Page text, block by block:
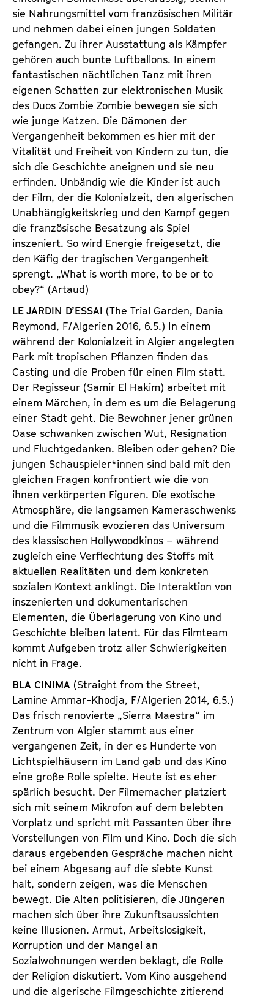
sie Nahrungsmittel vom französischen Militär
und nehmen dabei einen jungen Soldaten
gefangen. Zu ihrer Ausstattung als Kämpfer
gehören auch bunte Luftballons. In einem
fantastischen nächtlichen Tanz mit ihren
eigenen Schatten zur elektronischen Musik
des Duos Zombie Zombie bewegen sie sich
wie junge Katzen. Die Dämonen der
Vergangenheit bekommen es hier mit der
Vitalität und Freiheit von Kindern zu tun, die
sich die Geschichte aneignen und sie neu
erfinden. Unbändig wie die Kinder ist auch
der Film, der die Kolonialzeit, den algerischen
Unabhängigkeitskrieg und den Kampf gegen
die französische Besatzung als Spiel
inszeniert. So wird Energie freigesetzt, die
den Käfig der tragischen Vergangenheit
sprengt. „What is worth more, to be or to
obey?“ (Artaud)
LE JARDIN D’ESSAI (The Trial Garden, Dania
Reymond, F/Algerien 2016, 6.5.) In einem
während der Kolonialzeit in Algier angelegten
Park mit tropischen Pflanzen finden das
Casting und die Proben für einen Film statt.
Der Regisseur (Samir El Hakim) arbeitet mit
einem Märchen, in dem es um die Belagerung
einer Stadt geht. Die Bewohner jener grünen
Oase schwanken zwischen Wut, Resignation
und Fluchtgedanken. Bleiben oder gehen? Die
jungen Schauspieler*innen sind bald mit den
gleichen Fragen konfrontiert wie die von
ihnen verkörperten Figuren. Die exotische
Atmosphäre, die langsamen Kameraschwenks
und die Filmmusik evozieren das Universum
des klassischen Hollywoodkinos – während
zugleich eine Verflechtung des Stoffs mit
aktuellen Realitäten und dem konkreten
sozialen Kontext anklingt. Die Interaktion von
inszenierten und dokumentarischen
Elementen, die Überlagerung von Kino und
Geschichte bleiben latent. Für das Filmteam
kommt Aufgeben trotz aller Schwierigkeiten
nicht in Frage.
BLA CINIMA (Straight from the Street,
Lamine Ammar-Khodja, F/Algerien 2014, 6.5.)
Das frisch renovierte „Sierra Maestra“ im
Zentrum von Algier stammt aus einer
vergangenen Zeit, in der es Hunderte von
Lichtspielhäusern im Land gab und das Kino
eine große Rolle spielte. Heute ist es eher
spärlich besucht. Der Filmemacher platziert
sich mit seinem Mikrofon auf dem belebten
Vorplatz und spricht mit Passanten über ihre
Vorstellungen von Film und Kino. Doch die sich
daraus ergebenden Gespräche machen nicht
bei einem Abgesang auf die siebte Kunst
halt, sondern zeigen, was die Menschen
bewegt. Die Alten politisieren, die Jüngeren
machen sich über ihre Zukunftsaussichten
keine Illusionen. Armut, Arbeitslosigkeit,
Korruption und der Mangel an
Sozialwohnungen werden beklagt, die Rolle
der Religion diskutiert. Vom Kino ausgehend
und die algerische Filmgeschichte zitierend